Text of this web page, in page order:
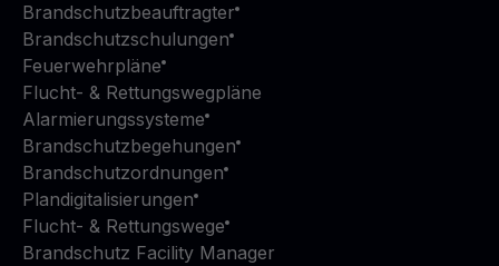
Brandschutzbeauftragter
Brandschutzschulungen
Feuerwehrpläne
Flucht- & Rettungswegpläne
Alarmierungssysteme
Brandschutzbegehungen
Brandschutzordnungen
Plandigitalisierungen
Flucht- & Rettungswege
Brandschutz Facility Manager